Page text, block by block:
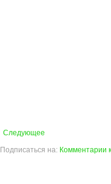
Следующее
Подписаться на: Комментарии